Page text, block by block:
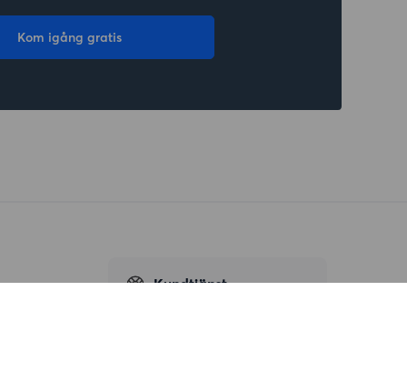
Kom igång gratis
Kundtjänst